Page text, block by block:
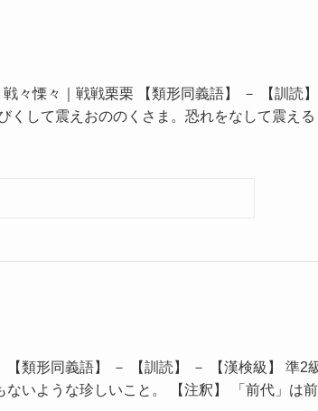
々慄々｜戦戦栗栗 【類形同義語】 － 【訓読】
くして震えおののくさま。恐れをなして震える
【類形同義語】 － 【訓読】 － 【漢検級】 準2
いような珍しいこと。 【注釈】 「前代」は前